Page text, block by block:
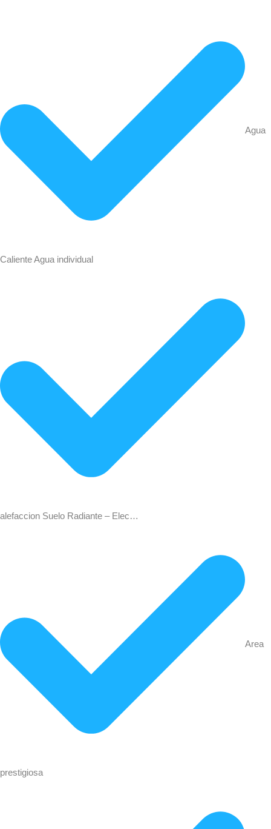
Agua
Caliente Agua individual
alefaccion Suelo Radiante – Elec…
Area
prestigiosa